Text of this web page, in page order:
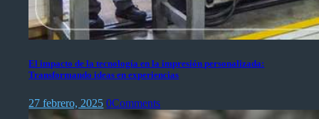
El impacto de la tecnología en la impresión personalizada:
Transformando ideas en experiencias
27 febrero, 2025 0Comments